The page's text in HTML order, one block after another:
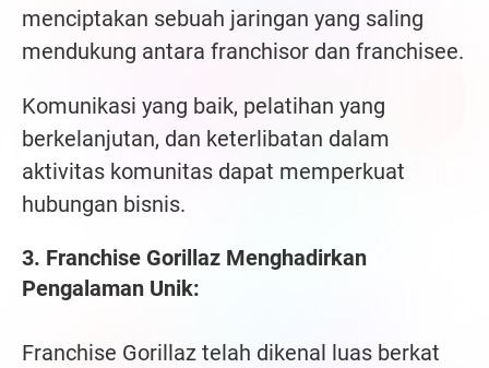
menciptakan sebuah jaringan yang saling
mendukung antara franchisor dan franchisee.
Komunikasi yang baik, pelatihan yang
berkelanjutan, dan keterlibatan dalam
aktivitas komunitas dapat memperkuat
hubungan bisnis.
3. Franchise Gorillaz Menghadirkan
Pengalaman Unik:
Franchise Gorillaz telah dikenal luas berkat